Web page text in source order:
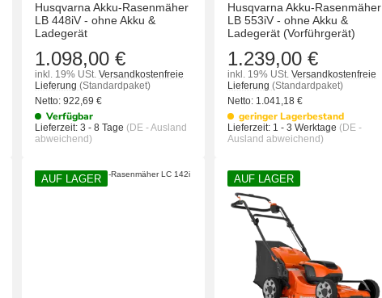
Husqvarna Akku-Rasenmäher
LB 448iV - ohne Akku &
Ladegerät
1.098,00 €
inkl. 19% USt. Versandkostenfreie
Lieferung (Standardpaket)
Netto: 922,69 €
Verfügbar
Lieferzeit: 3 - 8 Tage (DE - Ausland
abweichend)
IN DEN WARENKORB
Husqvarna Akku-Rasenmäher
LB 553iV - ohne Akku &
Ladegerät (Vorführgerät)
1.239,00 €
inkl. 19% USt. Versandkostenfreie
Lieferung (Standardpaket)
Netto: 1.041,18 €
geringer Lagerbestand
Lieferzeit: 1 - 3 Werktage (DE -
Ausland abweichend)
AUF LAGER AUF LAGER